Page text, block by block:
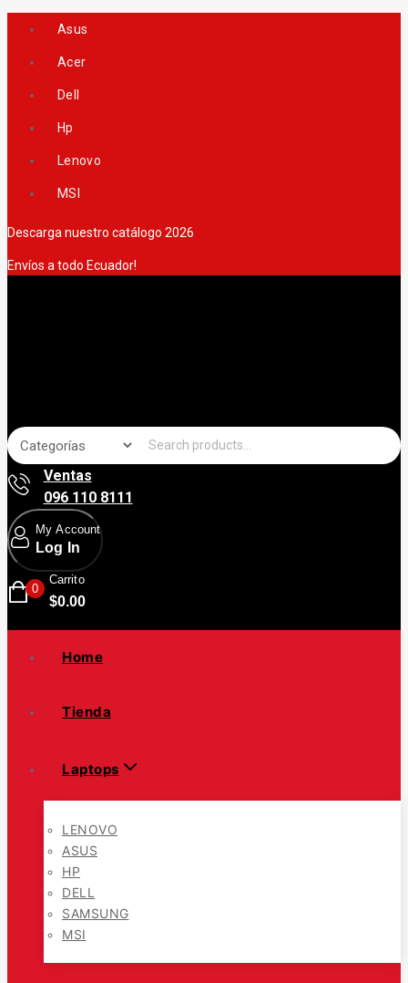
content
Asus
Acer
Dell
Hp
Lenovo
MSI
Descarga nuestro catálogo 2026
Envíos a todo Ecuador!
Search for:
Ventas
096 110 8111
My Account
Log In
0
Carrito
$0.00
Home
Tienda
Laptops
LENOVO
ASUS
HP
DELL
SAMSUNG
MSI